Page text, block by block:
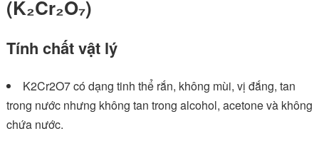
(K₂Cr₂O₇)
Tính chất vật lý
K2Cr2O7 có dạng tinh thể rắn, không mùi, vị đắng, tan
trong nước nhưng không tan trong alcohol, acetone và không
chứa nước.